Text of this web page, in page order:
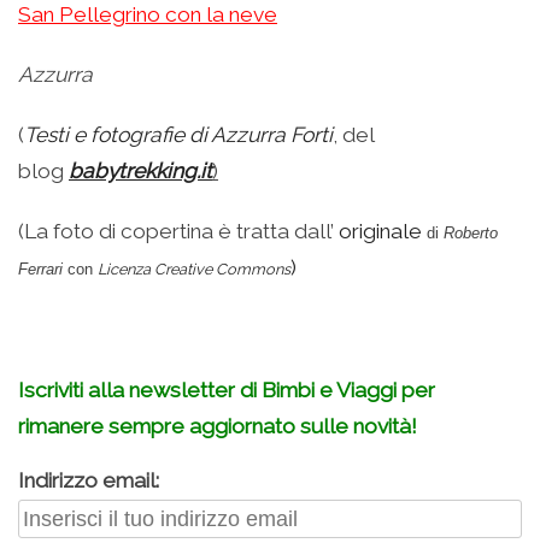
San Pellegrino con la neve
Azzurra
( Testi e fotografie di Azzurra Forti, del
blog babytrekking.it)
(La foto di copertina è tratta dall’ originale di Roberto
Ferrari con Licenza Creative Commons)
Iscriviti alla newsletter di Bimbi e Viaggi per
rimanere sempre aggiornato sulle novità!
Indirizzo email: